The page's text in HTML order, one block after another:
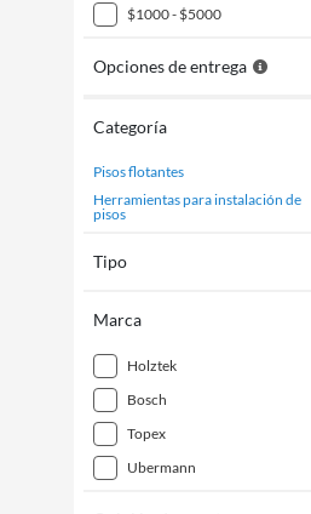
$1000 - $5000
Opciones de entrega
Categoría
pisos flotantes
herramientas para instalación de
pisos
Tipo
Marca
holztek
bosch
topex
ubermann